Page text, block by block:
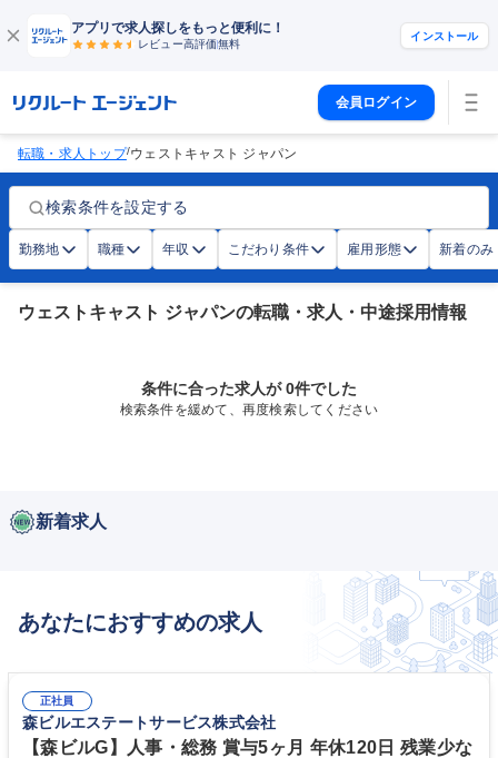
アプリで求人探しをもっと便利に！
レビュー高評価無料
インストール
会員ログイン
転職・求人トップ/ウェストキャスト ジャパン
検索条件を設定する
勤務地 職種 年収 こだわり条件 雇用形態 新着のみ
ウェストキャスト ジャパンの転職・求人・中途採用情報
条件に合った求人が 0件でした
検索条件を緩めて、再度検索してください
新着求人
あなたにおすすめの求人
正社員
森ビルエステートサービス株式会社
【森ビルG】人事・総務 賞与5ヶ月 年休120日 残業少な